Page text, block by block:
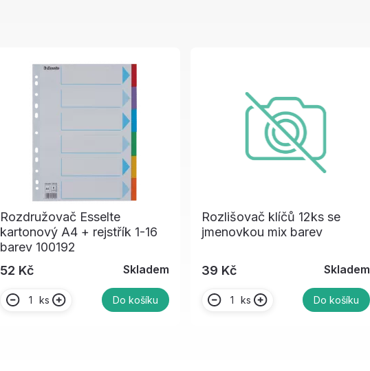
Rozdružovač Esselte
kartonový A4 + rejstřík 1-16
barev 100192
52 Kč
Skladem
ks Do košíku
Rozlišovač klíčů 12ks se
jmenovkou mix barev
39 Kč Skladem
ks Do košíku